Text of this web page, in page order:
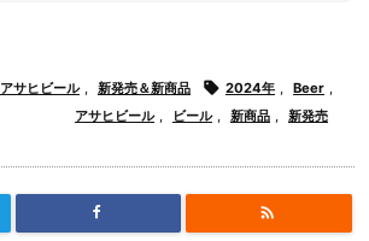
アサヒビール , 新発売＆新商品  2024年 , Beer ,
アサヒビール , ビール , 新商品 , 新発売
